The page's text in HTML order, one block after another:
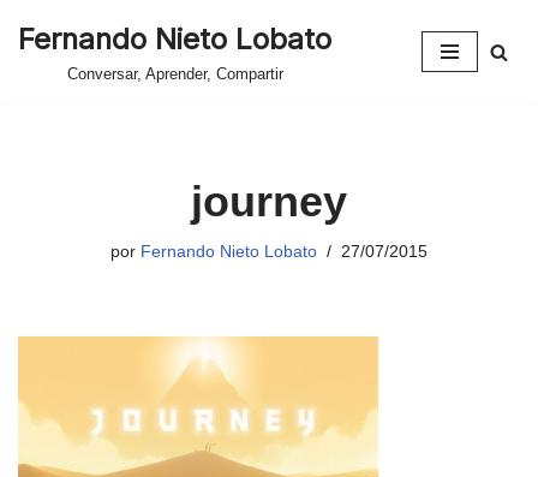
Fernando Nieto Lobato
Conversar, Aprender, Compartir
journey
por Fernando Nieto Lobato 27/07/2015